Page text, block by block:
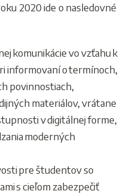
2020 ide o nasledovné
komunikácie vo vzťahu k
informovaní o termínoch,
povinnostiach,
materiálov, vrátane
v digitálnej forme,
moderných
pre študentov so
s cieľom zabezpečiť